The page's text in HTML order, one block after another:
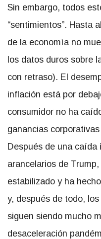
Sin embargo, todos
“sentimientos”. Hasta
de la economía no
los datos duros sobre
con retraso). El
inflación está por
consumidor no ha
ganancias
Después de una caída
arancelarios de
estabilizado y ha
y, después de todo,
siguen siendo mucho
desaceleración